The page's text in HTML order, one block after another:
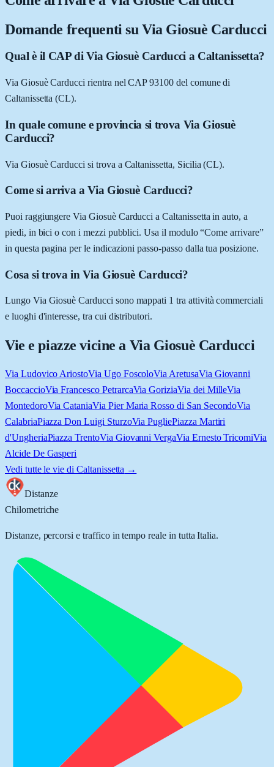
Domande frequenti su Via Giosuè Carducci
Qual è il CAP di Via Giosuè Carducci a Caltanissetta?
Via Giosuè Carducci rientra nel CAP 93100 del comune di
Caltanissetta (CL).
In quale comune e provincia si trova Via Giosuè
Carducci?
Via Giosuè Carducci si trova a Caltanissetta, Sicilia (CL).
Come si arriva a Via Giosuè Carducci?
Puoi raggiungere Via Giosuè Carducci a Caltanissetta in auto, a
piedi, in bici o con i mezzi pubblici. Usa il modulo “Come arrivare”
in questa pagina per le indicazioni passo-passo dalla tua posizione.
Cosa si trova in Via Giosuè Carducci?
Lungo Via Giosuè Carducci sono mappati 1 tra attività commerciali
e luoghi d'interesse, tra cui distributori.
Vie e piazze vicine a Via Giosuè Carducci
Via Ludovico AriostoVia Ugo FoscoloVia AretusaVia Giovanni
BoccaccioVia Francesco PetrarcaVia GoriziaVia dei MilleVia
MontedoroVia CataniaVia Pier Maria Rosso di San SecondoVia
CalabriaPiazza Don Luigi SturzoVia PugliePiazza Martiri
d'UngheriaPiazza TrentoVia Giovanni VergaVia Ernesto TricomiVia
Alcide De Gasperi
Vedi tutte le vie di Caltanissetta →
Distanze
Chilometriche
Distanze, percorsi e traffico in tempo reale in tutta Italia.